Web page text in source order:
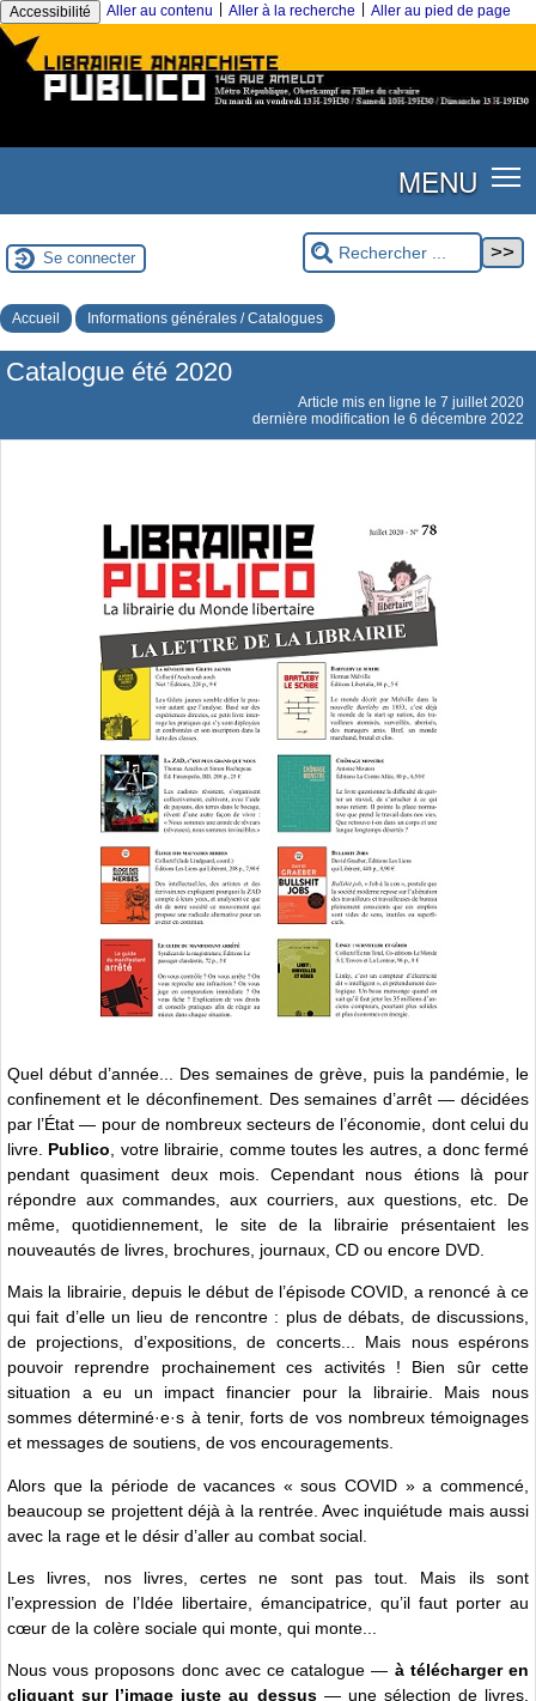
Accessibilité Aller au contenu Aller à la recherche Aller au pied de page
MENU
Se connecter
Accueil Informations générales / Catalogues
Catalogue été 2020
Article mis en ligne le 7 juillet 2020
dernière modification le 6 décembre 2022
Quel début d’année... Des semaines de grève, puis la pandémie, le
confinement et le déconfinement. Des semaines d’arrêt — décidées
par l’État — pour de nombreux secteurs de l’économie, dont celui du
livre. Publico , votre librairie, comme toutes les autres, a donc fermé
pendant quasiment deux mois. Cependant nous étions là pour
répondre aux commandes, aux courriers, aux questions, etc. De
même, quotidiennement, le site de la librairie présentaient les
nouveautés de livres, brochures, journaux, CD ou encore DVD.
Mais la librairie, depuis le début de l’épisode COVID, a renoncé à ce
qui fait d’elle un lieu de rencontre : plus de débats, de discussions,
de projections, d’expositions, de concerts... Mais nous espérons
pouvoir reprendre prochainement ces activités ! Bien sûr cette
situation a eu un impact financier pour la librairie. Mais nous
sommes déterminé·e·s à tenir, forts de vos nombreux témoignages
et messages de soutiens, de vos encouragements.
Alors que la période de vacances « sous COVID » a commencé,
beaucoup se projettent déjà à la rentrée. Avec inquiétude mais aussi
avec la rage et le désir d’aller au combat social.
Les livres, nos livres, certes ne sont pas tout. Mais ils sont
l’expression de l’Idée libertaire, émancipatrice, qu’il faut porter au
cœur de la colère sociale qui monte, qui monte...
Nous vous proposons donc avec ce catalogue — à télécharger en
cliquant sur l’image juste au dessus— une sélection de livres,